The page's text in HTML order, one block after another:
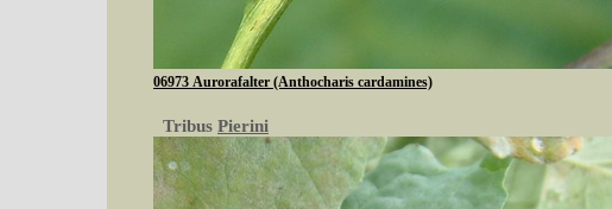
06973 Aurorafalter (Anthocharis cardamines)
Tribus Pierini